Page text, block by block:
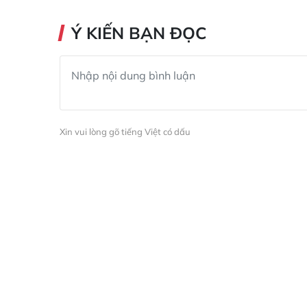
Ý KIẾN BẠN ĐỌC
Xin vui lòng gõ tiếng Việt có dấu